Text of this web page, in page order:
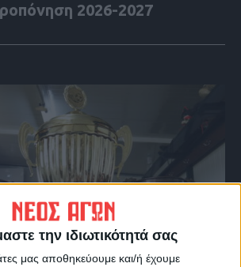
την ιδιωτικότητά σας
μας αποθηκεύουμε και/ή έχουμε
2026-2027